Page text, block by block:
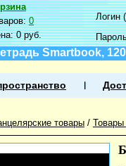
0
0 руб.
Логин
Smartbook,
товары /